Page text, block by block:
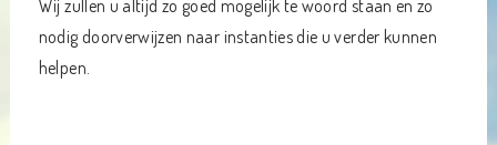
Wij zullen u altijd zo goed mogelijk te woord staan en zo
nodig doorverwijzen naar instanties die u verder kunnen
helpen.